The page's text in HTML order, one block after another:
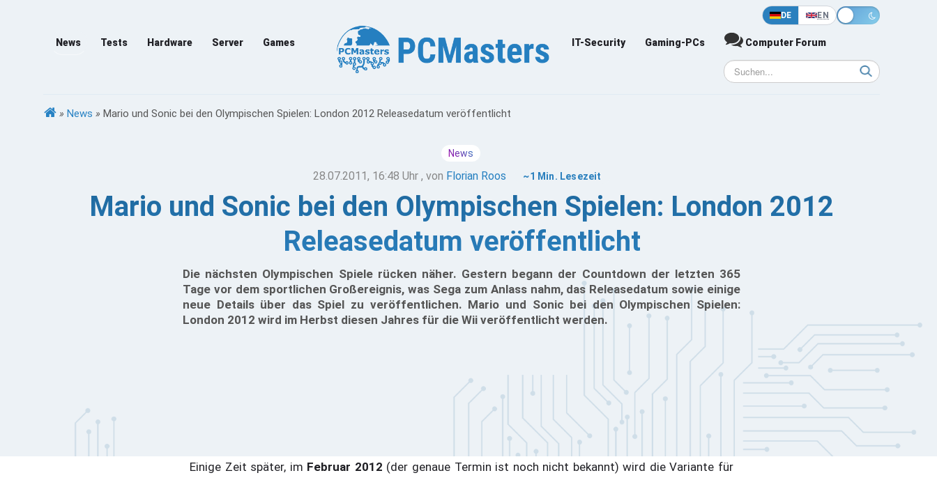
DE EN
News Tests Hardware Server Games IT-Security Gaming-PCs Computer Forum
» News » Mario und Sonic bei den Olympischen Spielen: London 2012 Releasedatum veröffentlicht
News
28.07.2011, 16:48 Uhr , von Florian Roos ~1 Min. Lesezeit
Mario und Sonic bei den Olympischen Spielen: London 2012
Releasedatum veröffentlicht
Die nächsten Olympischen Spiele rücken näher. Gestern begann der Countdown der letzten 365
Tage vor dem sportlichen Großereignis, was Sega zum Anlass nahm, das Releasedatum sowie einige
neue Details über das Spiel zu veröffentlichen. Mario und Sonic bei den Olympischen Spielen:
London 2012 wird im Herbst diesen Jahres für die Wii veröffentlicht werden.
Einige Zeit später, im Februar 2012 (der genaue Termin ist noch nicht bekannt) wird die Variante für